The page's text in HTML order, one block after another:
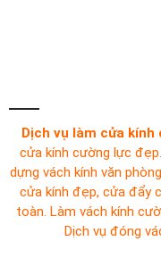
Dịch vụ làm cửa
cửa kính cường lực
dựng vách kính văn
cửa kính đẹp, cửa đẩy
toàn. Làm vách kính
Dịch vụ đóng